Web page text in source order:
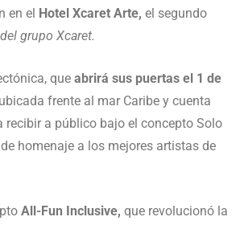
en el Hotel Xcaret Arte, el segundo
grupo Xcaret.
que abrirá sus puertas el 1 de
frente al mar Caribe y cuenta
recibir a público bajo el concepto Solo
homenaje a los mejores artistas de
All-Fun Inclusive, que revolucionó la